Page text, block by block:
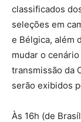
classificados
seleções em
e Bélgica, além
mudar o
transmissão da
serão exibidos
Às 16h (de